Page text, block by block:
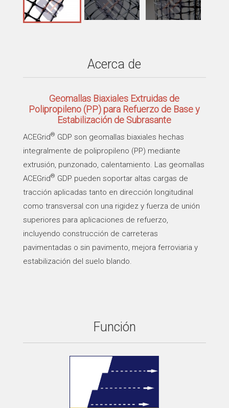
Acerca de
Geomallas Biaxiales Extruidas de
Polipropileno (PP) para Refuerzo de Base y
Estabilización de Subrasante
ACEGrid® GDP son geomallas biaxiales hechas
integralmente de polipropileno (PP) mediante
extrusión, punzonado, calentamiento. Las geomallas
ACEGrid® GDP pueden soportar altas cargas de
tracción aplicadas tanto en dirección longitudinal
como transversal con una rigidez y fuerza de unión
superiores para aplicaciones de refuerzo,
incluyendo construcción de carreteras
pavimentadas o sin pavimento, mejora ferroviaria y
estabilización del suelo blando.
Función